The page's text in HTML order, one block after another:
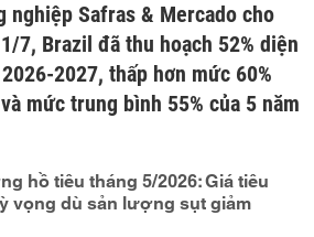
nghiệp Safras & Mercado cho
7, Brazil đã thu hoạch 52% diện
2027, thấp hơn mức 60%
mức trung bình 55% của 5 năm
hồ tiêu tháng 5/2026: Giá tiêu
vọng dù sản lượng sụt giảm